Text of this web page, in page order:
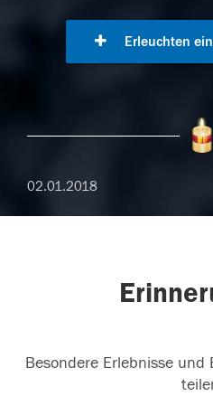
Erleuchten
02.01.2018
Besondere Erlebnisse